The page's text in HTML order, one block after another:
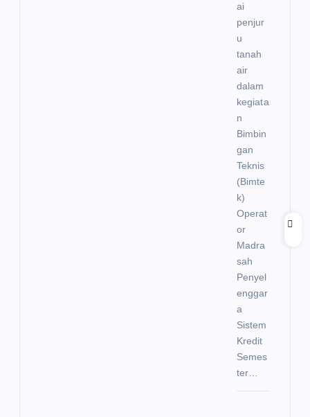
ai
penjur
u
tanah
air
dalam
kegiata
n
Bimbin
gan
Teknis
(Bimte
k)
Operat
or
Madra
sah
Penyel
enggar
a
Sistem
Kredit
Semes
ter…